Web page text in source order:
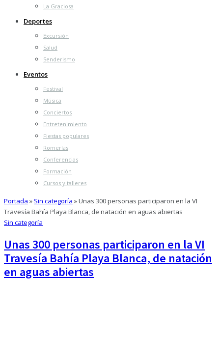
La Graciosa
Deportes
Excursión
Salud
Senderismo
Eventos
Festival
Música
Conciertos
Entretenimiento
Fiestas populares
Romerías
Conferencias
Formación
Cursos y talleres
Portada » Sin categoría »Unas 300 personas participaron en la VI
Travesía Bahía Playa Blanca, de natación en aguas abiertas
Sin categoría
Unas 300 personas participaron en la VI
Travesía Bahía Playa Blanca, de natación
en aguas abiertas